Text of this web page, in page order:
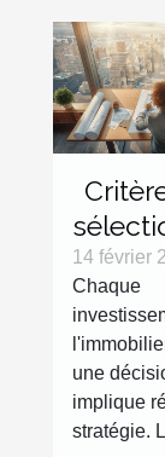
14 février
Chaque
une
implique
stratégie.